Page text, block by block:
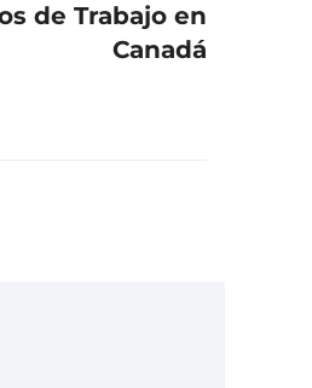
de Trabajo en
Canadá